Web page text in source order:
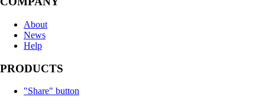
About
News
Help
PRODUCTS
"Share" button